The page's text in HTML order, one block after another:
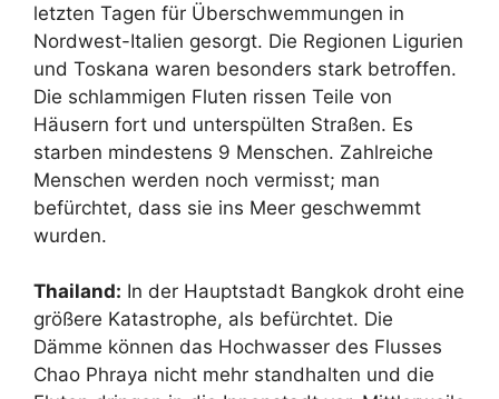
letzten Tagen für Überschwemmungen in
Nordwest-Italien gesorgt. Die Regionen Ligurien
und Toskana waren besonders stark betroffen.
Die schlammigen Fluten rissen Teile von
Häusern fort und unterspülten Straßen. Es
starben mindestens 9 Menschen. Zahlreiche
Menschen werden noch vermisst; man
befürchtet, dass sie ins Meer geschwemmt
wurden.
Thailand: In der Hauptstadt Bangkok droht eine
größere Katastrophe, als befürchtet. Die
Dämme können das Hochwasser des Flusses
Chao Phraya nicht mehr standhalten und die